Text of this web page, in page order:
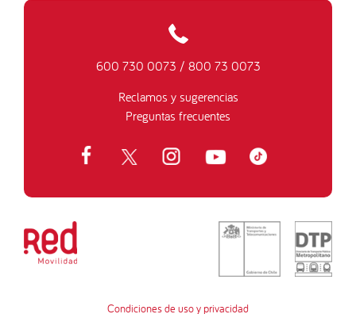
600 730 0073 / 800 73 0073
Reclamos y sugerencias
Preguntas frecuentes
Condiciones de uso y privacidad